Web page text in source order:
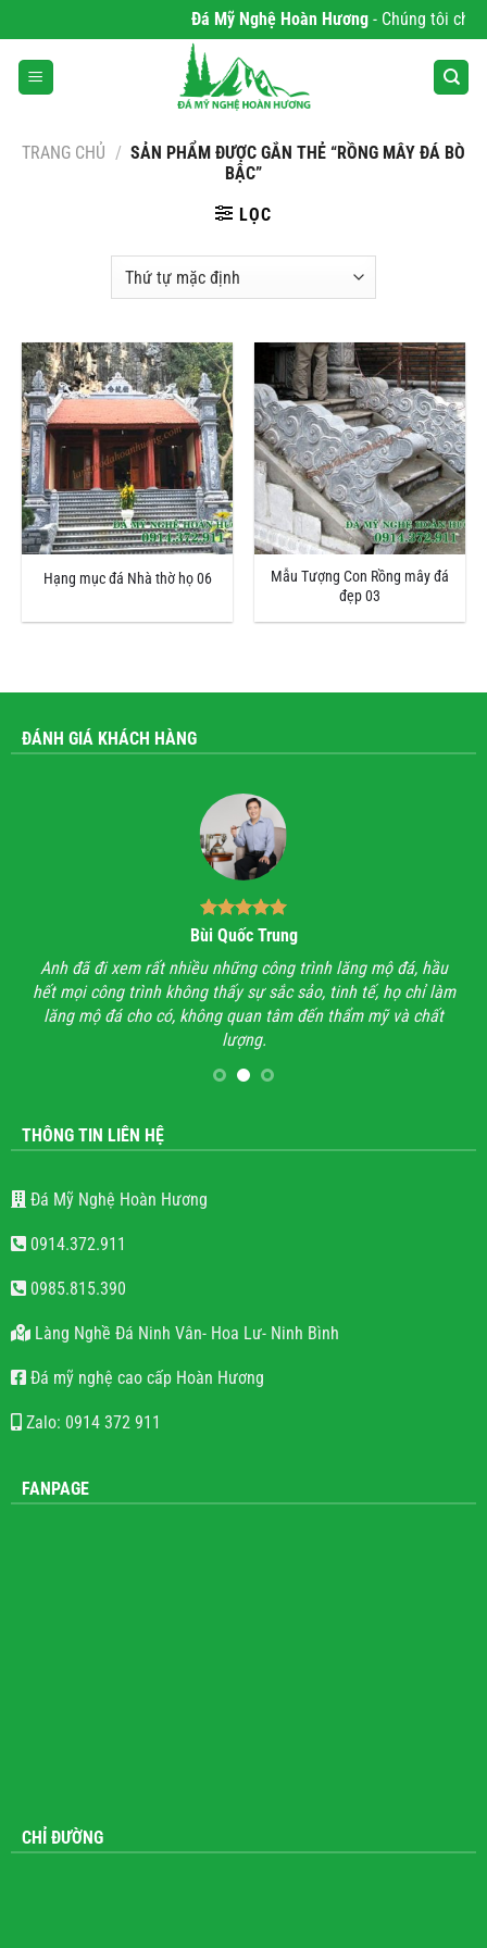
qua
nội
dung
Đá Mỹ Nghệ Hoàn Hương- Chúng tôi
TRANG CHỦ / SẢN PHẨM ĐƯỢC GẮN THẺ “RỒNG MÂY ĐÁ BÒ
BẬC”
LỌC
Hạng mục đá Nhà thờ họ 06
Mẫu Tượng Con Rồng mây đá
đẹp 03
ĐÁNH GIÁ KHÁCH HÀNG
Bùi Quốc Trung
Anh đã đi xem rất nhiều những công trình lăng mộ đá, hầu
hết mọi công trình không thấy sự sắc sảo, tinh tế, họ chỉ làm
lăng mộ đá cho có, không quan tâm đến thẩm mỹ và chất
lượng.
THÔNG TIN LIÊN HỆ
Đá Mỹ Nghệ Hoàn Hương
0914.372.911
0985.815.390
Làng Nghề Đá Ninh Vân- Hoa Lư- Ninh Bình
Đá mỹ nghệ cao cấp Hoàn Hương
Zalo: 0914 372 911
FANPAGE
CHỈ ĐƯỜNG